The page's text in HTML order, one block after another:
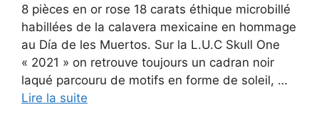
8 pièces en or rose 18 carats éthique microbillé
habillées de la calavera mexicaine en hommage
au Día de les Muertos. Sur la L.U.C Skull One
« 2021 » on retrouve toujours un cadran noir
laqué parcouru de motifs en forme de soleil, …
Lire la suite